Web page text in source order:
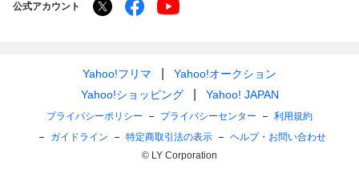
公式アカウント
Yahoo!フリマ
Yahoo!オークション
Yahoo!ショッピング
Yahoo! JAPAN
プライバシーポリシー プライバシーセンター
利用規約
ガイドライン
特定商取引法の表示
ヘルプ・お問い合わせ
© LY Corporation